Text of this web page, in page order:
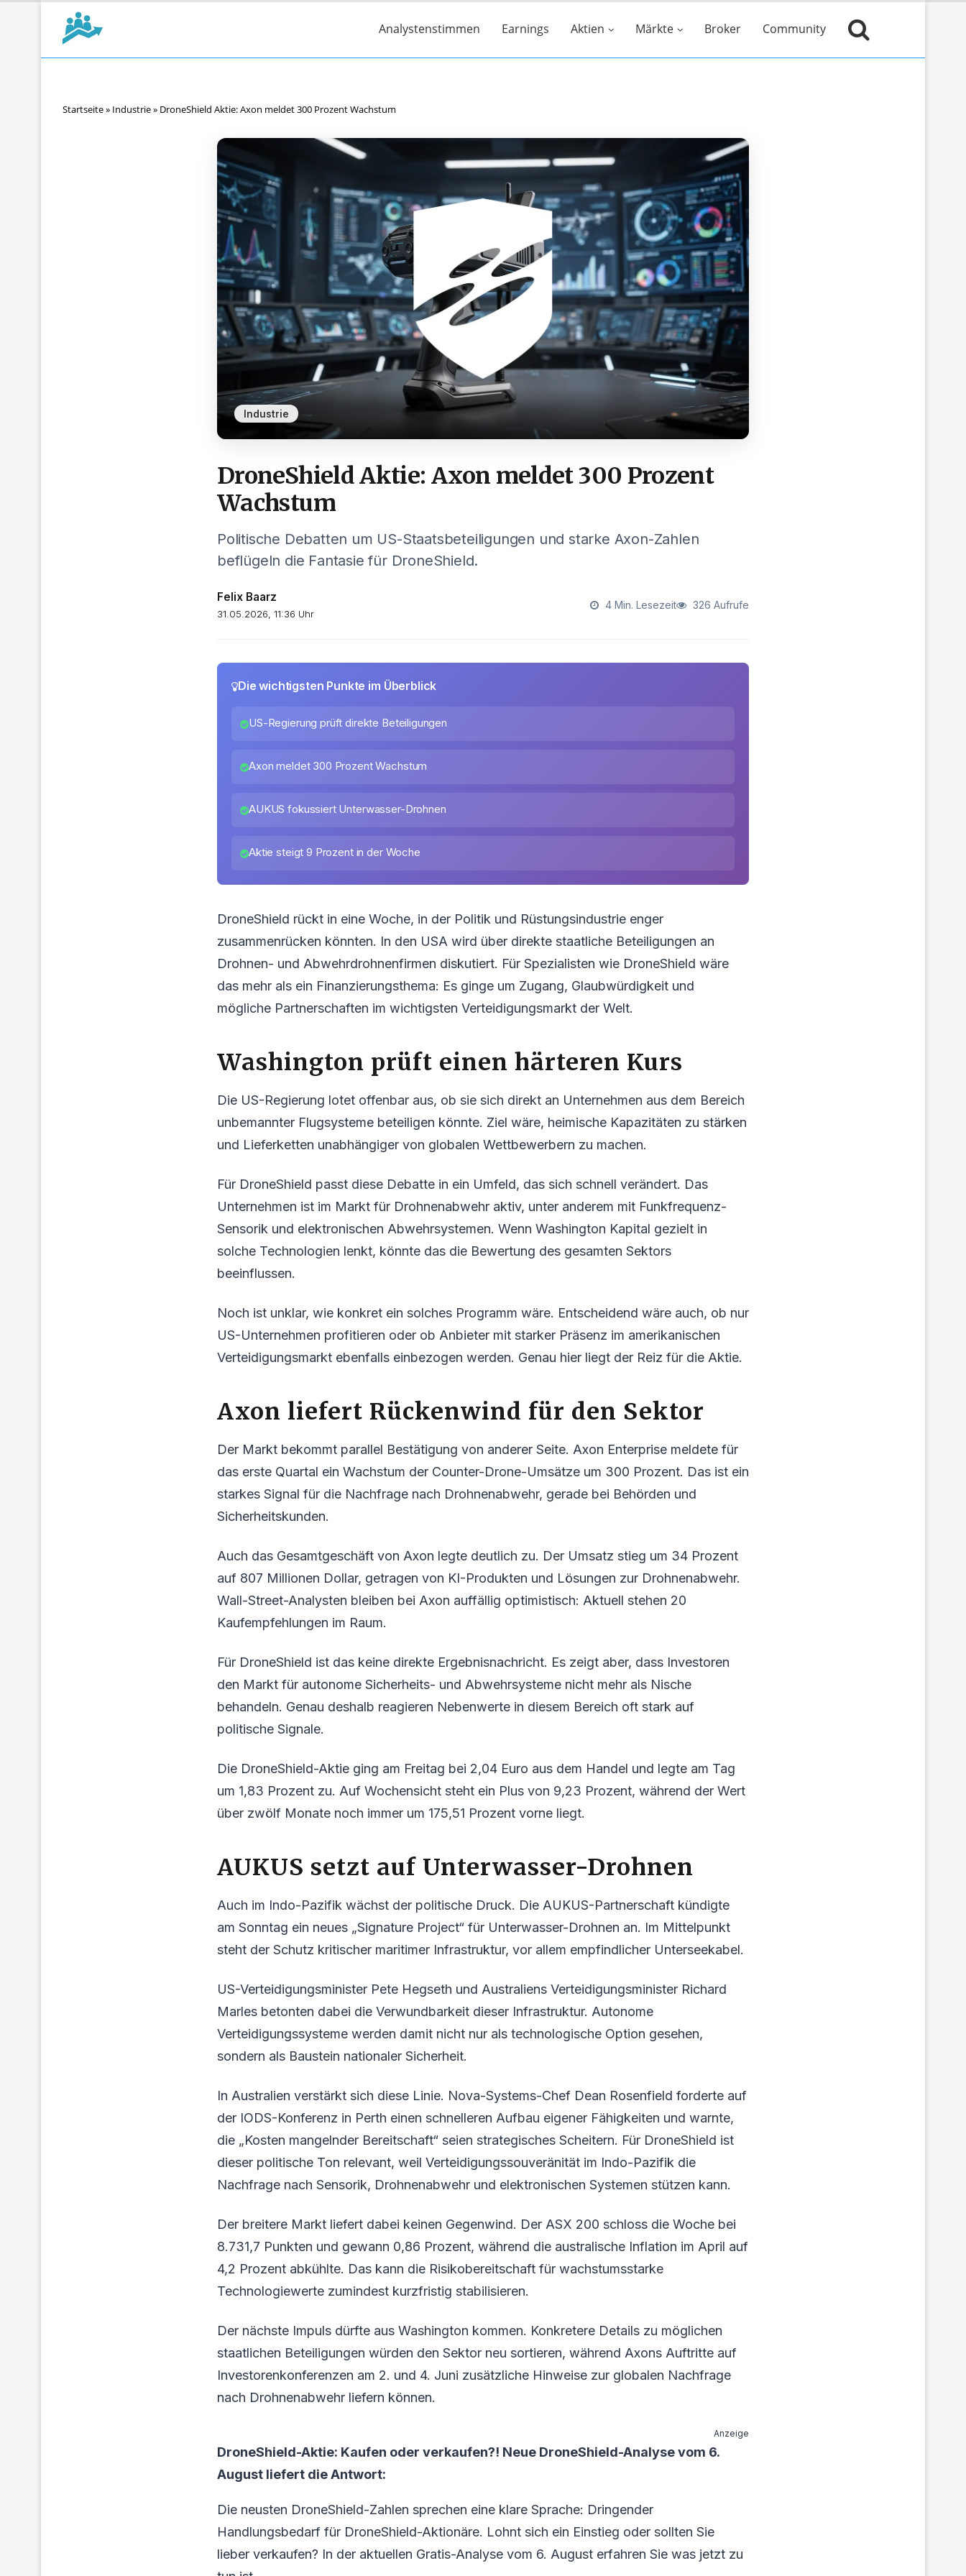
Analystenstimmen Earnings Aktien Märkte Broker Community
Startseite» Industrie» DroneShield Aktie: Axon meldet 300 Prozent Wachstum
Industrie
DroneShield Aktie: Axon meldet 300 Prozent
Wachstum
Politische Debatten um US-Staatsbeteiligungen und starke Axon-Zahlen
beflügeln die Fantasie für DroneShield.
Felix Baarz
31.05.2026, 11:36 Uhr
4 Min. Lesezeit 326 Aufrufe
Die wichtigsten Punkte im Überblick
US-Regierung prüft direkte Beteiligungen
Axon meldet 300 Prozent Wachstum
AUKUS fokussiert Unterwasser-Drohnen
Aktie steigt 9 Prozent in der Woche
DroneShield rückt in eine Woche, in der Politik und Rüstungsindustrie enger
zusammenrücken könnten. In den USA wird über direkte staatliche Beteiligungen an
Drohnen- und Abwehrdrohnenfirmen diskutiert. Für Spezialisten wie DroneShield wäre
das mehr als ein Finanzierungsthema: Es ginge um Zugang, Glaubwürdigkeit und
mögliche Partnerschaften im wichtigsten Verteidigungsmarkt der Welt.
Washington prüft einen härteren Kurs
Die US-Regierung lotet offenbar aus, ob sie sich direkt an Unternehmen aus dem Bereich
unbemannter Flugsysteme beteiligen könnte. Ziel wäre, heimische Kapazitäten zu stärken
und Lieferketten unabhängiger von globalen Wettbewerbern zu machen.
Für DroneShield passt diese Debatte in ein Umfeld, das sich schnell verändert. Das
Unternehmen ist im Markt für Drohnenabwehr aktiv, unter anderem mit Funkfrequenz-
Sensorik und elektronischen Abwehrsystemen. Wenn Washington Kapital gezielt in
solche Technologien lenkt, könnte das die Bewertung des gesamten Sektors
beeinflussen.
Noch ist unklar, wie konkret ein solches Programm wäre. Entscheidend wäre auch, ob nur
US-Unternehmen profitieren oder ob Anbieter mit starker Präsenz im amerikanischen
Verteidigungsmarkt ebenfalls einbezogen werden. Genau hier liegt der Reiz für die Aktie.
Axon liefert Rückenwind für den Sektor
Der Markt bekommt parallel Bestätigung von anderer Seite. Axon Enterprise meldete für
das erste Quartal ein Wachstum der Counter-Drone-Umsätze um 300 Prozent. Das ist ein
starkes Signal für die Nachfrage nach Drohnenabwehr, gerade bei Behörden und
Sicherheitskunden.
Auch das Gesamtgeschäft von Axon legte deutlich zu. Der Umsatz stieg um 34 Prozent
auf 807 Millionen Dollar, getragen von KI-Produkten und Lösungen zur Drohnenabwehr.
Wall-Street-Analysten bleiben bei Axon auffällig optimistisch: Aktuell stehen 20
Kaufempfehlungen im Raum.
Für DroneShield ist das keine direkte Ergebnisnachricht. Es zeigt aber, dass Investoren
den Markt für autonome Sicherheits- und Abwehrsysteme nicht mehr als Nische
behandeln. Genau deshalb reagieren Nebenwerte in diesem Bereich oft stark auf
politische Signale.
Die DroneShield-Aktie ging am Freitag bei 2,04 Euro aus dem Handel und legte am Tag
um 1,83 Prozent zu. Auf Wochensicht steht ein Plus von 9,23 Prozent, während der Wert
über zwölf Monate noch immer um 175,51 Prozent vorne liegt.
AUKUS setzt auf Unterwasser-Drohnen
Auch im Indo-Pazifik wächst der politische Druck. Die AUKUS-Partnerschaft kündigte
am Sonntag ein neues „Signature Project“ für Unterwasser-Drohnen an. Im Mittelpunkt
steht der Schutz kritischer maritimer Infrastruktur, vor allem empfindlicher Unterseekabel.
US-Verteidigungsminister Pete Hegseth und Australiens Verteidigungsminister Richard
Marles betonten dabei die Verwundbarkeit dieser Infrastruktur. Autonome
Verteidigungssysteme werden damit nicht nur als technologische Option gesehen,
sondern als Baustein nationaler Sicherheit.
In Australien verstärkt sich diese Linie. Nova-Systems-Chef Dean Rosenfield forderte auf
der IODS-Konferenz in Perth einen schnelleren Aufbau eigener Fähigkeiten und warnte,
die „Kosten mangelnder Bereitschaft“ seien strategisches Scheitern. Für DroneShield ist
dieser politische Ton relevant, weil Verteidigungssouveränität im Indo-Pazifik die
Nachfrage nach Sensorik, Drohnenabwehr und elektronischen Systemen stützen kann.
Der breitere Markt liefert dabei keinen Gegenwind. Der ASX 200 schloss die Woche bei
8.731,7 Punkten und gewann 0,86 Prozent, während die australische Inflation im April auf
4,2 Prozent abkühlte. Das kann die Risikobereitschaft für wachstumsstarke
Technologiewerte zumindest kurzfristig stabilisieren.
Der nächste Impuls dürfte aus Washington kommen. Konkretere Details zu möglichen
staatlichen Beteiligungen würden den Sektor neu sortieren, während Axons Auftritte auf
Investorenkonferenzen am 2. und 4. Juni zusätzliche Hinweise zur globalen Nachfrage
nach Drohnenabwehr liefern können.
Anzeige
DroneShield-Aktie: Kaufen oder verkaufen?! Neue DroneShield-Analyse vom 6.
August liefert die Antwort:
Die neusten DroneShield-Zahlen sprechen eine klare Sprache: Dringender
Handlungsbedarf für DroneShield-Aktionäre. Lohnt sich ein Einstieg oder sollten Sie
lieber verkaufen? In der aktuellen Gratis-Analyse vom 6. August erfahren Sie was jetzt zu